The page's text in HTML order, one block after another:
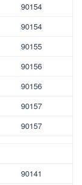
90154
90154
90155
90156
90156
90157
90157
90141